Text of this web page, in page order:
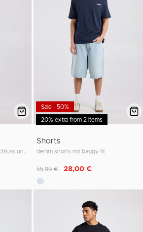
20% extra from 2 items
Sale - 50%
Shorts
denim shorts mit baggy fit
Reduziert von
55,99 € auf
28,00 €